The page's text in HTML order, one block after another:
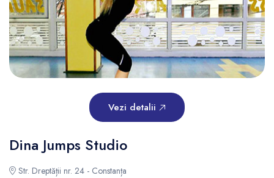
Vezi detalii
Dina Jumps Studio
Str. Dreptății nr. 24 - Constanța